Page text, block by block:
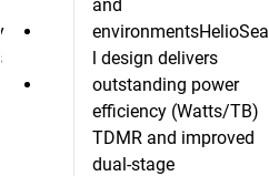
and
environmentsHelioSea
l design delivers
outstanding power
efficiency (Watts/TB)
TDMR and improved
dual-stage